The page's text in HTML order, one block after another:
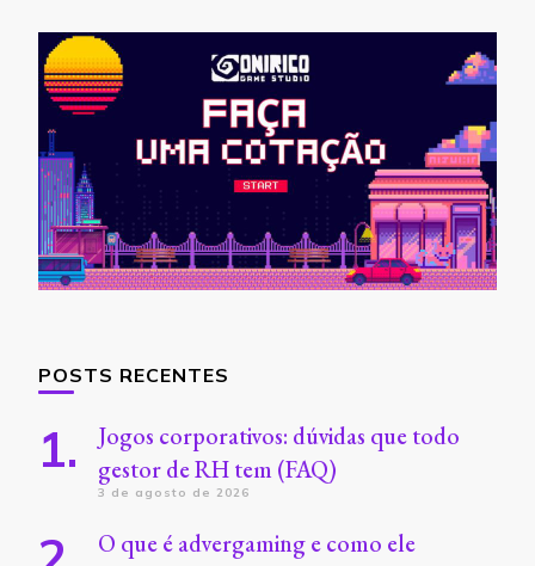
POSTS RECENTES
Jogos corporativos: dúvidas que todo
gestor de RH tem (FAQ)
3 de agosto de 2026
O que é advergaming e como ele